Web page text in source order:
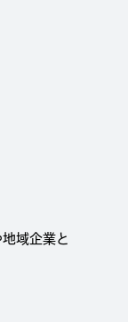
域企業と